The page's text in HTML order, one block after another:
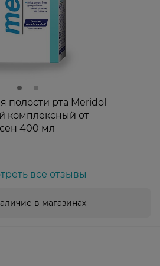
полости рта Meridol
комплексный от
400 мл
все отзывы
в магазинах